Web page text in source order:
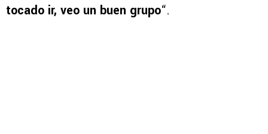
tocado ir, veo un buen grupo“.